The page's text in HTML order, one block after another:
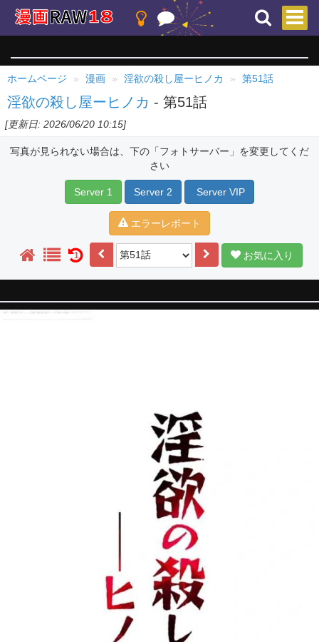
ホームページ 漫画 淫欲の殺し屋ーヒノカ 第51話
淫欲の殺し屋ーヒノカ - 第51話
[更新日: 2026/06/20 10:15]
写真が見られない場合は、下の「フォトサーバー」を変更してくだ
さい
Server 1 Server 2 Server VIP
エラーレポート
1 お気に入り